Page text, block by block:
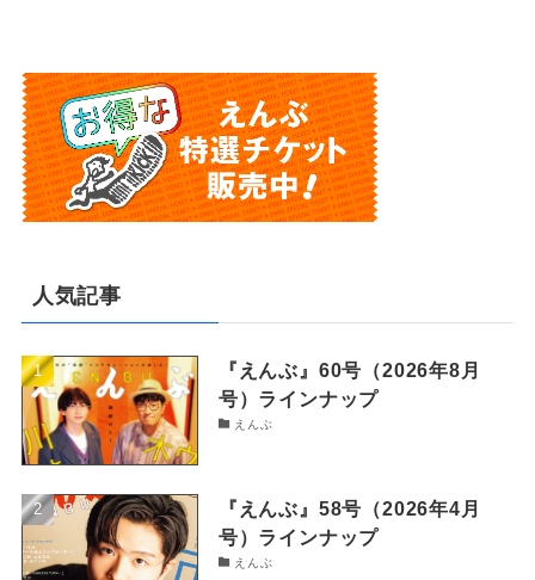
人気記事
『えんぶ』60号（2026年8月
号）ラインナップ
えんぶ
『えんぶ』58号（2026年4月
号）ラインナップ
えんぶ